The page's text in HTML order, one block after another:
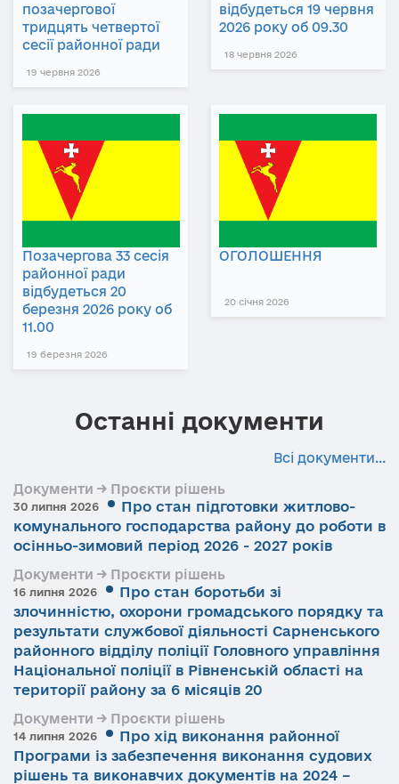
позачергової
тридцять четвертої
сесії районної ради
19 червня 2026
відбудеться 19 червня
2026 року об 09.30
18 червня 2026
Позачергова 33 сесія
районної ради
відбудеться 20
березня 2026 року об
11.00
19 березня 2026
ОГОЛОШЕННЯ
20 січня 2026
Останні документи
Всі документи...
Документи → Проєкти рішень
30 липня 2026
Про стан підготовки житлово-
комунального господарства району до роботи в
осінньо-зимовий період 2026 - 2027 років
Документи → Проєкти рішень
16 липня 2026
Про стан боротьби зі
злочинністю, охорони громадського порядку та
результати службової діяльності Сарненського
районного відділу поліції Головного управління
Національної поліції в Рівненській області на
території району за 6 місяців 20
Документи → Проєкти рішень
14 липня 2026
Про хід виконання районної
Програми із забезпечення виконання судових
рішень та виконавчих документів на 2024 –